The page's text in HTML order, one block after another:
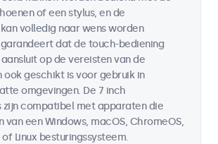
of een stylus, en de
volledig naar wens worden
dat de touch-bediening
op de vereisten van de
ook geschikt is voor gebruik in
omgevingen. De 7 inch
zijn compatibel met apparaten die
van een Windows, macOS, ChromeOS,
of Linux besturingssysteem.